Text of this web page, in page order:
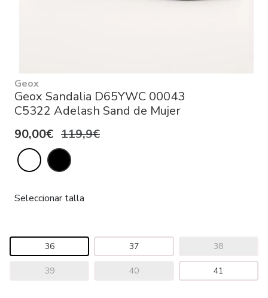
Geox
Geox Sandalia D65YWC 00043
C5322 Adelash Sand de Mujer
90,00€ 119,9€
Seleccionar talla
36 37 38
39 40 41